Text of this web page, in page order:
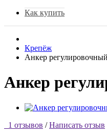
Как купить
Крепёж
Анкер
Анкер
1 отзывов / Написать отзыв